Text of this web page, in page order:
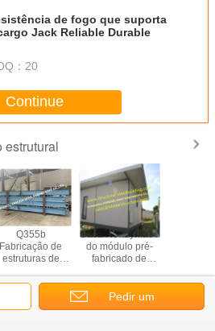
de fogo que suporta
Jack Reliable Durable
： 20
Continue
estrutural
Q355b
Fabricação de
estruturas de
galvanizado
Casa Readymade
do módulo pré-
fabricado de
unidades de
alojamento de
Pedir um